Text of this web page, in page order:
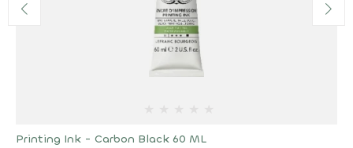
Printing Ink - Carbon Black 60 ML